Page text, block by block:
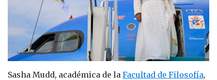
Sasha Mudd, académica de la Facultad de Filosofía,